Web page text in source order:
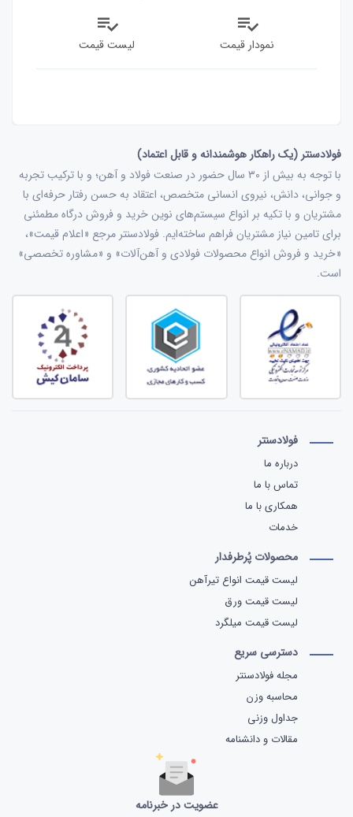
نمودار قیمت لیست قیمت
فولادسنتر (یک راهکار هوشمندانه و قابل اعتماد)
با توجه به بیش از ۳۰ سال حضور در صنعت فولاد و آهن؛ و با ترکیب تجربه
و جوانی، دانش، نیروی انسانی متخصص، اعتقاد به حسن رفتار حرفه‌ای با
مشتریان و با تکیه بر انواع سیستم‌های نوین خرید و فروش درگاه مطمئنی
برای تامین نیاز مشتریان فراهم ساخته‌ایم. فولادسنتر مرجع «اعلام قیمت»،
«خرید و فروش انواع محصولات فولادی و آهن‌آلات» و «مشاوره تخصصی»
است.
فولادسنتر
درباره ما
تماس با ما
همکاری با ما
خدمات
محصولات پُرطرفدار
لیست قیمت انواع تیرآهن
لیست قیمت ورق
لیست قیمت میلگرد
دسترسی سریع
مجله فولادسنتر
محاسبه وزن
جداول وزنی
مقالات و دانشنامه
عضویت در خبرنامه